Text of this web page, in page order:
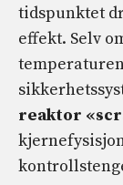
tidspunktet
effekt. Selv
reaktor